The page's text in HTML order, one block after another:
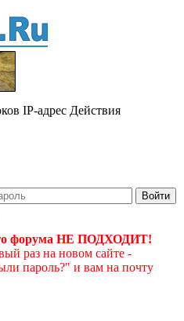
IP-адрес Действия
Войти
форума НЕ ПОДХОДИТ!
раз на новом сайте -
пароль?" и вам на почту